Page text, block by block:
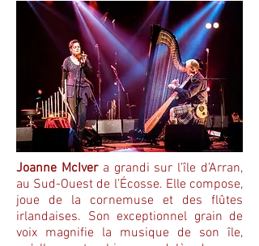
Joanne McIvera grandi sur l’île d’Arran,
au Sud-Ouest de l’Écosse. Elle compose,
joue de la cornemuse et des flûtes
irlandaises. Son exceptionnel grain de
voix magnifie la musique de son île,